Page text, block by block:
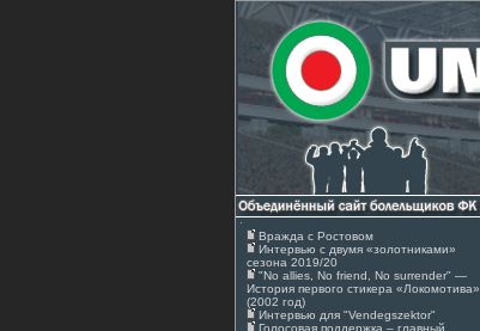
Вражда с Ростовом
Интервью с двумя «золотниками»
сезона 2019/20
"No allies, No friend, No surrender" —
История первого стикера «Локомотива»
(2002 год)
Интервью для "Vendegszektor"
Голосовая поддержка – главный